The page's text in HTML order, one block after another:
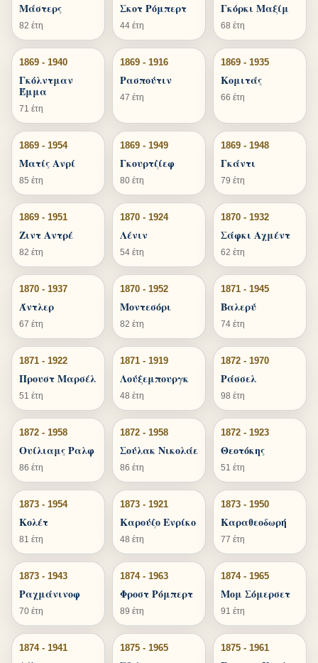
Μάστερς
82 έτη
Σκοτ Ρόμπερτ
44 έτη
Γκόρκι Μαξίμ
68 έτη
1869 - 1940
Γκόλντμαν
Έμμα
71 έτη
1869 - 1916
Ρασπούτιν
47 έτη
1869 - 1935
Κομιτάς
66 έτη
1869 - 1954
Ματίς Ανρί
85 έτη
1869 - 1949
Γκουρτζίεφ
80 έτη
1869 - 1948
Γκάντι
79 έτη
1869 - 1951
Ζιντ Αντρέ
82 έτη
1870 - 1924
Λένιν
54 έτη
1870 - 1932
Σάφκι Αχμέντ
62 έτη
1870 - 1937
Άντλερ
67 έτη
1870 - 1952
Μοντεσόρι
82 έτη
1871 - 1945
Βαλερύ
74 έτη
1871 - 1922
Προυστ Μαρσέλ
51 έτη
1871 - 1919
Λούξεμπουργκ
48 έτη
1872 - 1970
Ράσσελ
98 έτη
1872 - 1958
Ουίλιαμς Ραλφ
86 έτη
1872 - 1958
Σούλακ Νικολάε
86 έτη
1872 - 1923
Θεοτόκης
51 έτη
1873 - 1954
Κολέτ
81 έτη
1873 - 1921
Καρούζο Ενρίκο
48 έτη
1873 - 1950
Καραθεοδωρή
77 έτη
1873 - 1943
Ραχμάνινοφ
70 έτη
1874 - 1963
Φροστ Ρόμπερτ
89 έτη
1874 - 1965
Μομ Σόμερσετ
91 έτη
1874 - 1941 1875 - 1965 1875 - 1961